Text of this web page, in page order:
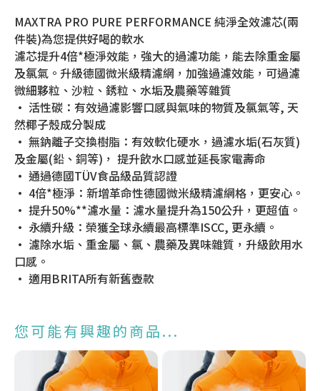
MAXTRA PRO PURE PERFORMANCE 純淨全效濾芯(兩
件裝)為您提供好喝的軟水
濾芯提升4倍*極淨效能，強大的過濾功能，能去除重金屬
及氯氣。升級德國微米級精濾網，加強過濾效能，可過濾
微細夥粒、沙粒、銹粒、水垢及農藥等雜質
• 活性碳：有效過濾影響口感與氣味的物質及氯氣等, 天
然椰子殼成分製成
• 無鈉離子交換樹脂：有效軟化硬水，過濾水垢(石灰質)
及金屬(鉛、銅等)， 提升飲水口感並延長家電壽命
• 通過德國TÜV食品級品質認證
• 4倍*極淨：新增革命性德國微米級精濾網格，更安心。
• 提升50%**濾水量：濾水量提升為150公升，更超值。
• 永續升級：榮獲全球永續最高標準ISCC, 更永續。
• 濾除水垢、重金屬、氯、農藥及異味雜質，升級飲用水
口感。
• 適用BRITA所有新舊壺款
您可能有興趣的商品...